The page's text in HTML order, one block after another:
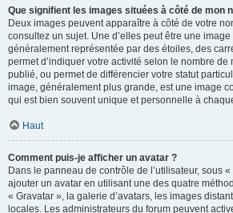
Que signifient les images situées à côté de mon
Deux images peuvent apparaître à côté de votre
consultez un sujet. Une d’elles peut être une
généralement représentée par des étoiles, des
permet d’indiquer votre activité selon le nombre
publié, ou permet de différencier votre statut
image, généralement plus grande, est une image
qui est bien souvent unique et personnelle à
Haut
Comment puis-je afficher un avatar ?
Dans le panneau de contrôle de l’utilisateur, sous
ajouter un avatar en utilisant une des quatre
« Gravatar », la galerie d’avatars, les images
locales. Les administrateurs du forum peuvent